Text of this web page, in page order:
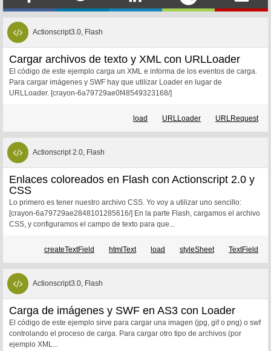
Actionscript3.0, Flash
Cargar archivos de texto y XML con URLLoader
El código de este ejemplo carga un XML e informa de los eventos de carga.
Para cargar imágenes y SWF hay que utilizar Loader en lugar de
URLLoader. [crayon-6a79729ae0f48549323168/]
load URLLoader URLRequest
Actionscript 2.0, Flash
Enlaces coloreados en Flash con Actionscript 2.0 y
CSS
Lo primero es tener nuestro archivo CSS. Yo voy a utilizar uno sencillo:
[crayon-6a79729ae2848101285616/] En la parte Flash, cargamos el archivo
CSS, y configuramos el campo de texto para que...
createTextField htmlText load styleSheet TextField
Actionscript3.0, Flash
Carga de imágenes y SWF en AS3 con Loader
El código de este ejemplo sirve para cargar una imagen (jpg, gif o png) o swf
controlando el proceso de carga. Para cargar otro tipo de archivos (por
ejemplo XML...